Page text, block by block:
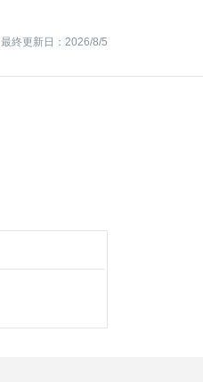
最終更新日：2026/8/5